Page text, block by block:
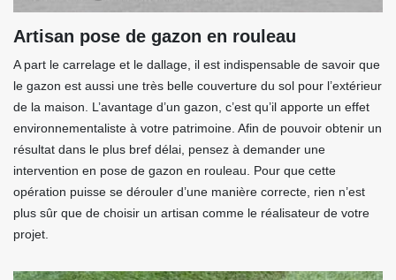
Artisan pose de gazon en rouleau
A part le carrelage et le dallage, il est indispensable de savoir que
le gazon est aussi une très belle couverture du sol pour l’extérieur
de la maison. L’avantage d’un gazon, c’est qu’il apporte un effet
environnementaliste à votre patrimoine. Afin de pouvoir obtenir un
résultat dans le plus bref délai, pensez à demander une
intervention en pose de gazon en rouleau. Pour que cette
opération puisse se dérouler d’une manière correcte, rien n’est
plus sûr que de choisir un artisan comme le réalisateur de votre
projet.